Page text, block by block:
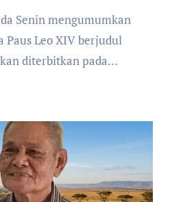
Paus Leo XIV berjudul
diterbitkan pada…